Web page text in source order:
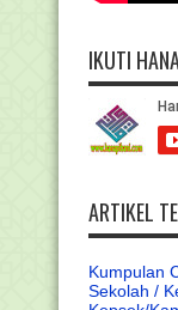
IKUTI
ARTIKEL
Kumpulan
Sekolah /